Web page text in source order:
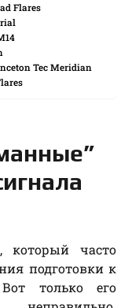
Flares
Tec Meridian
который часто
подготовки к
только его